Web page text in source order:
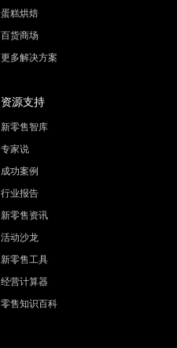
蛋糕烘焙
百货商场
更多解决方案
资源支持
新零售智库
专家说
成功案例
行业报告
新零售资讯
活动沙龙
新零售工具
经营计算器
零售知识百科